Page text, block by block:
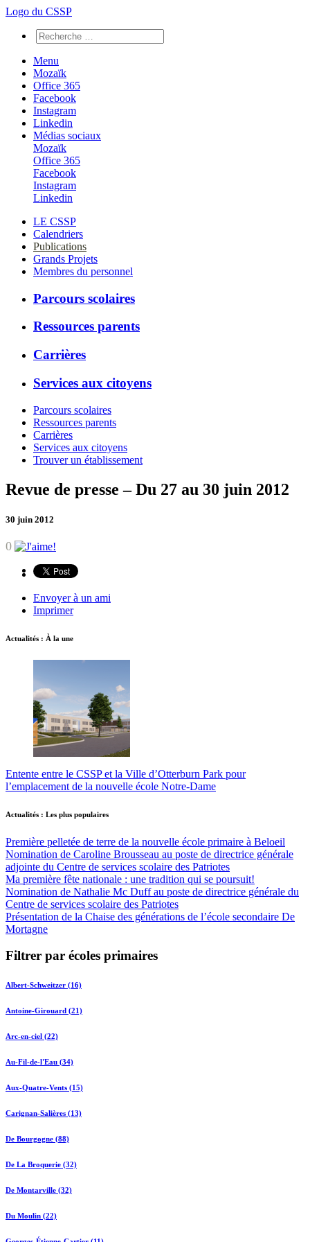
Logo du CSSP
Menu
Mozaïk
Office 365
Facebook
Instagram
Linkedin
Médias sociaux
Mozaïk
Office 365
Facebook
Instagram
Linkedin
LE CSSP
Calendriers
Publications
Grands Projets
Membres du personnel
Parcours scolaires
Ressources parents
Carrières
Services aux citoyens
Parcours scolaires
Ressources parents
Carrières
Services aux citoyens
Trouver un établissement
Revue de presse – Du 27 au 30 juin 2012
30 juin 2012
0
Envoyer à un ami
Imprimer
Actualités : À la une
Entente entre le CSSP et la Ville d’Otterburn Park pour
l’emplacement de la nouvelle école Notre-Dame
Actualités : Les plus populaires
Première pelletée de terre de la nouvelle école primaire à Beloeil
Nomination de Caroline Brousseau au poste de directrice générale
adjointe du Centre de services scolaire des Patriotes
Ma première fête nationale : une tradition qui se poursuit!
Nomination de Nathalie Mc Duff au poste de directrice générale du
Centre de services scolaire des Patriotes
Présentation de la Chaise des générations de l’école secondaire De
Mortagne
Filtrer par écoles primaires
Albert-Schweitzer (16)
Antoine-Girouard (21)
Arc-en-ciel (22)
Au-Fil-de-l'Eau (34)
Aux-Quatre-Vents (15)
Carignan-Salières (13)
De Bourgogne (88)
De La Broquerie (32)
De Montarville (32)
Du Moulin (22)